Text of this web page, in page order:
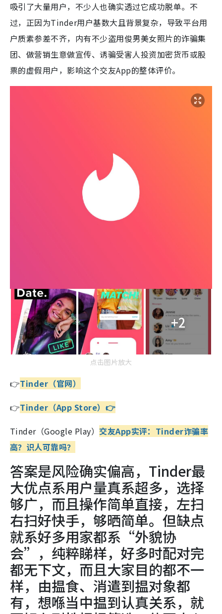
吸引了大量用户，不少人也确实透过它成功脱单。不
过，正因为Tinder用户基数大且背景复杂，导致平台用
户质素参差不齐，内有不少盗用俊男美女照片的诈骗集
团、做营销生意做宣传、诱骗受害人投资加密货币或股
票的虚假用户，影响这个交友App的整体评价。
+2
点击图片放大
👉Tinder （官网）
👉Tinder （App Store） 👉
Tinder（Google Play） 交友App实评：Tinder诈骗率
高？识人可靠吗？
答案是风险确实偏高，Tinder最
大优点系用户量真系超多，选择
够广，而且操作简单直接，左扫
右扫好快手，够晒简单。但缺点
就系好多用家都系“外貌协
会”，纯粹睇样，好多时配对完
都无下文，而且大家目的都不一
样，由揾食、消遣到揾对象都
有，想喺当中揾到认真关系，就